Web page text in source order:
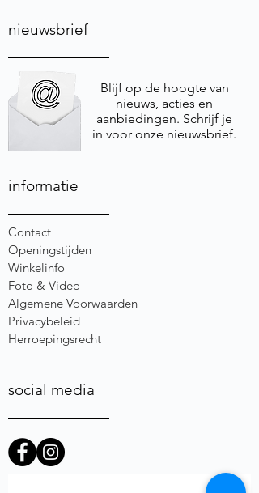
nieuwsbrief
Blijf op de hoogte van
nieuws, acties en
aanbiedingen. Schrijf je
in voor onze nieuwsbrief.
informatie
Contact
Openingstijden
Winkelinfo
Foto & Video
Algemene Voorwaarden
Privacybeleid
Herroepingsrecht
social media